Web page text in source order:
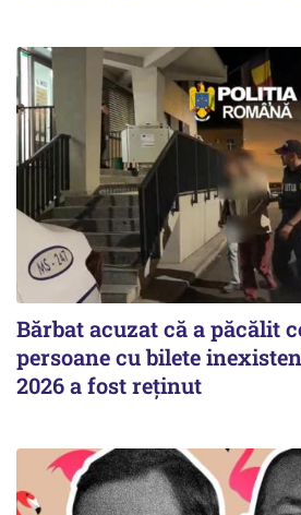
Bărbat acuzat că a păcălit
persoane cu bilete
2026 a fost reținut